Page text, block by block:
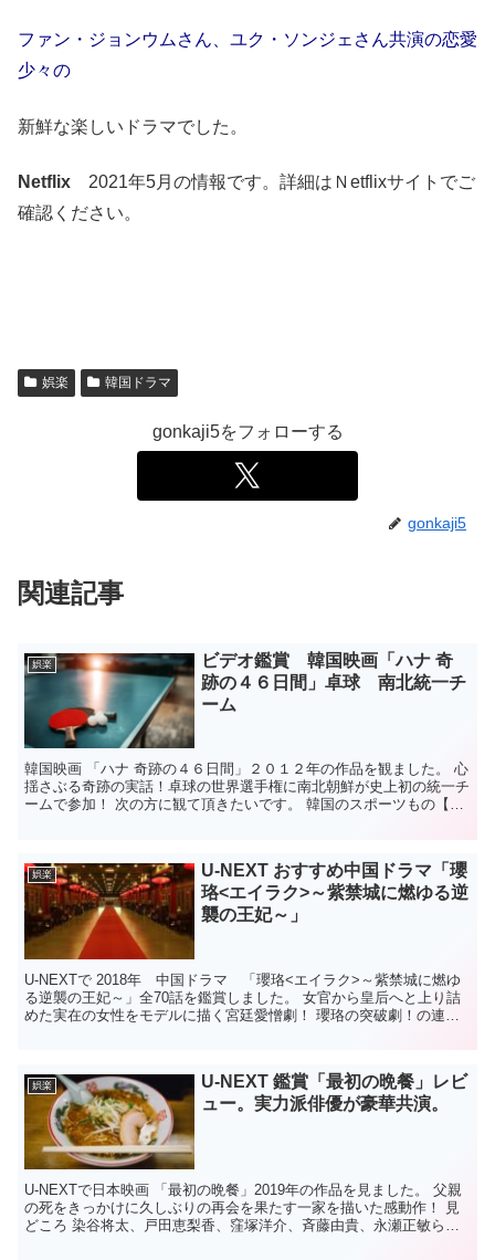
ファン・ジョンウム さん、ユク・ソンジェさん共演の恋愛
少々の
新鮮な楽しいドラマでした。
Netflix 2021年5月の情報です。詳細はＮetflixサイトでご
確認ください。
娯楽 韓国ドラマ
gonkaji5をフォローする
gonkaji5
関連記事
娯楽
ビデオ鑑賞 韓国映画「ハナ 奇
跡の４６日間」卓球 南北統一チ
ーム
韓国映画 「ハナ 奇跡の４６日間」２０１２年の作品を観ました。 心
揺さぶる奇跡の実話！卓球の世界選手権に南北朝鮮が史上初の統一チ
ームで参加！ 次の方に観て頂きたいです。 韓国のスポーツもの【卓
娯楽
U-NEXT おすすめ中国ドラマ「瓔
珞<エイラク>～紫禁城に燃ゆる逆
襲の王妃～」
U-NEXTで 2018年 中国ドラマ 「瓔珞<エイラク>～紫禁城に燃ゆ
る逆襲の王妃～」全70話を鑑賞しました。 女官から皇后へと上り詰
めた実在の女性をモデルに描く宮廷愛憎劇！ 瓔珞の突破劇！の連
娯楽
U-NEXT 鑑賞「最初の晩餐」レビ
ュー。実力派俳優が豪華共演。
U-NEXTで日本映画 「最初の晩餐」2019年の作品を見ました。 父親
の死をきっかけに久しぶりの再会を果たす一家を描いた感動作！ 見
どころ 染谷将太、戸田恵梨香、窪塚洋介、斉藤由貴、永瀬正敏ら日